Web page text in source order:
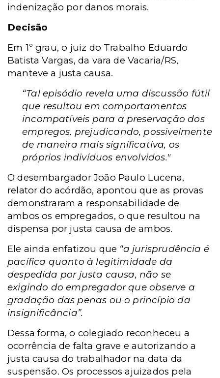
indenização por danos morais.
Decisão
Em 1º grau, o juiz do Trabalho Eduardo
Batista Vargas, da vara de Vacaria/RS,
manteve a justa causa.
“Tal episódio revela uma discussão fútil
que resultou em comportamentos
incompatíveis para a preservação dos
empregos, prejudicando, possivelmente
de maneira mais significativa, os
próprios indivíduos envolvidos."
O desembargador João Paulo Lucena,
relator do acórdão, apontou que as provas
demonstraram a responsabilidade de
ambos os empregados, o que resultou na
dispensa por justa causa de ambos.
Ele ainda enfatizou que “a jurisprudência é
pacífica quanto à legitimidade da
despedida por justa causa, não se
exigindo do empregador que observe a
gradação das penas ou o princípio da
insignificância”.
Dessa forma, o colegiado reconheceu a
ocorrência de falta grave e autorizando a
justa causa do trabalhador na data da
suspensão. Os processos ajuizados pela